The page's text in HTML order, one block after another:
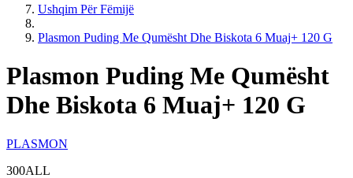
Ushqim Për Fëmijë
Plasmon Puding Me Qumësht Dhe Biskota 6 Muaj+ 120 G
Plasmon Puding Me Qumësht
Dhe Biskota 6 Muaj+ 120 G
PLASMON
300ALL